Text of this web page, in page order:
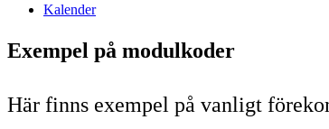
Kalender
Exempel på modulkoder
Här finns exempel på vanligt